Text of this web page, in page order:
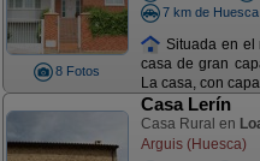
8 Fotos
7 km de Huesca
Situada en el
casa de gran
La casa, con
Casa Lerín
Casa Rural en
Arguis (Huesca)